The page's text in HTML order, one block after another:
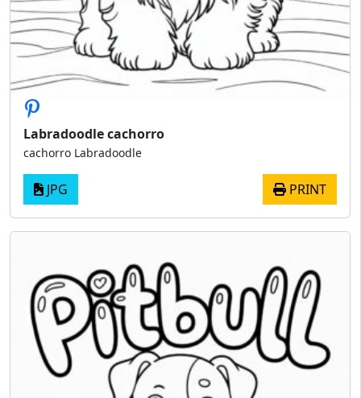
Labradoodle cachorro
cachorro Labradoodle
JPG PRINT